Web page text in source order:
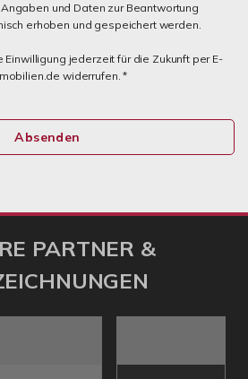
und Daten zur Beantwortung
erhoben und gespeichert werden.
Einwilligung jederzeit für die Zukunft per E-
widerrufen. *
Absenden
PARTNER &